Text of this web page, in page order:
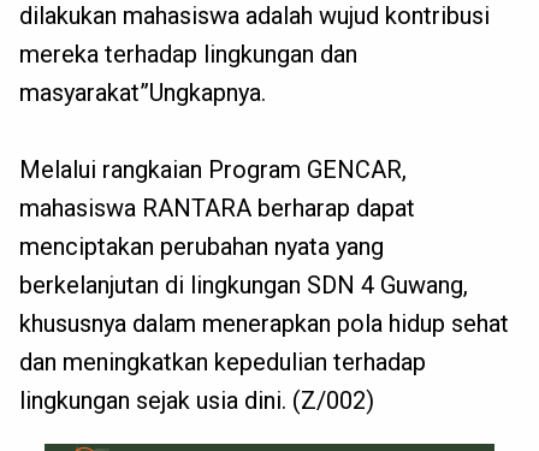
dilakukan mahasiswa adalah wujud kontribusi
mereka terhadap lingkungan dan
masyarakat”Ungkapnya.
Melalui rangkaian Program GENCAR,
mahasiswa RANTARA berharap dapat
menciptakan perubahan nyata yang
berkelanjutan di lingkungan SDN 4 Guwang,
khususnya dalam menerapkan pola hidup sehat
dan meningkatkan kepedulian terhadap
lingkungan sejak usia dini. (Z/002)